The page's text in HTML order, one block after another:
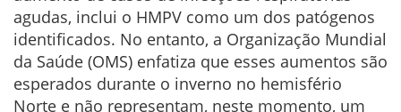
agudas, inclui o HMPV como um dos patógenos
identificados. No entanto, a Organização Mundial
da Saúde (OMS) enfatiza que esses aumentos são
esperados durante o inverno no hemisfério
Norte e não representam, neste momento, um